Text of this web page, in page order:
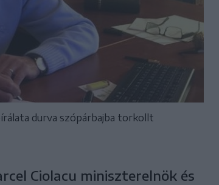
durva szópárbajba torkollt
Ciolacu miniszterelnök és